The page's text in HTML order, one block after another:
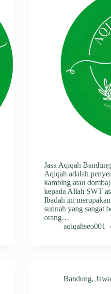
Jasa Aqiqah
Aqiqah adalah
kambing atau
kepada Allah SWT
Ibadah ini
sunnah yang sangat
orang…
aqiqahseo001
Bandung,